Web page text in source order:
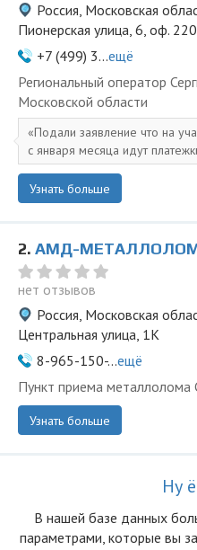
Россия, Московская
Пионерская улица, 6, оф. 220
+7 (499) 3...ещё
Региональный оператор
Московской области
Подали заявление что на
с января месяца идут
Узнать больше
2. АМД-
нет отзывов
Россия, Московская
Центральная улица, 1К
8-965-150-...ещё
Пункт приема металлолома
Узнать больше
Ну
В нашей базе данных
параметрами, которые вы